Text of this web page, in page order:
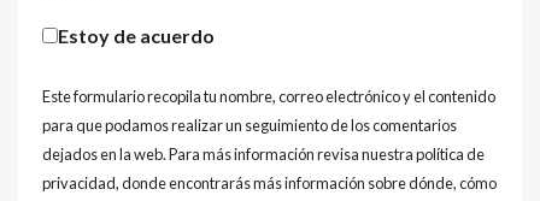
Estoy de acuerdo
Este formulario recopila tu nombre, correo electrónico y el contenido
para que podamos realizar un seguimiento de los comentarios
dejados en la web. Para más información revisa nuestra política de
privacidad, donde encontrarás más información sobre dónde, cómo